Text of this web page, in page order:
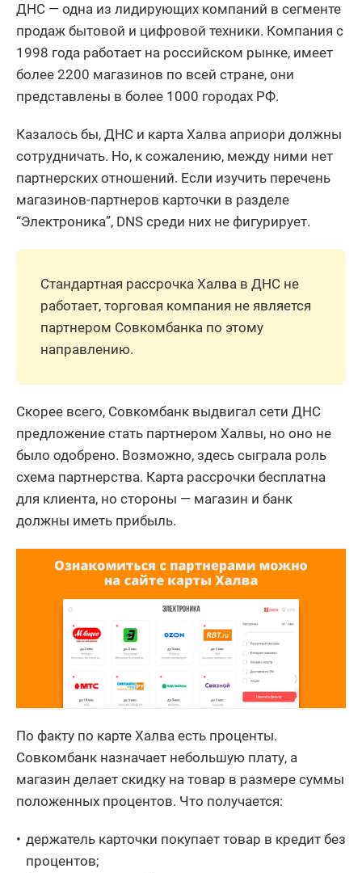
ДНС — одна из лидирующих компаний в сегменте
продаж бытовой и цифровой техники. Компания с
1998 года работает на российском рынке, имеет
более 2200 магазинов по всей стране, они
представлены в более 1000 городах РФ.
Казалось бы, ДНС и карта Халва априори должны
сотрудничать. Но, к сожалению, между ними нет
партнерских отношений. Если изучить перечень
магазинов-партнеров карточки в разделе
“Электроника”, DNS среди них не фигурирует.
Стандартная рассрочка Халва в ДНС не
работает, торговая компания не является
партнером Совкомбанка по этому
направлению.
Скорее всего, Совкомбанк выдвигал сети ДНС
предложение стать партнером Халвы, но оно не
было одобрено. Возможно, здесь сыграла роль
схема партнерства. Карта рассрочки бесплатна
для клиента, но стороны — магазин и банк
должны иметь прибыль.
По факту по карте Халва есть проценты.
Совкомбанк назначает небольшую плату, а
магазин делает скидку на товар в размере суммы
положенных процентов. Что получается:
держатель карточки покупает товар в кредит без
процентов;